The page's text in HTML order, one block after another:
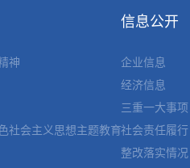
神
社会主义思想主题教育
信息公开
企业信息
经济信息
三重一大事项
社会责任履行
整改落实情况